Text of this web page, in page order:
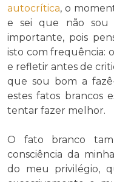
autocrítica, o
e sei que não sou
importante, pois
isto com frequência:
e refletir antes de
que sou bom a
estes fatos brancos
tentar fazer melhor.
O fato branco
consciência da
do meu privilégio,